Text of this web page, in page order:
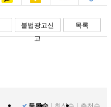
카톡 카스 복사 스크랩
불법광고신
고
목록